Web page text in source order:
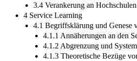
3.4 Verankerung an Hochschulen
4 Service Learning
4.1 Begriffsklärung und Genese
4.1.1 Annäherungen an den
4.1.2 Abgrenzung und
4.1.3 Theoretische Bezüge